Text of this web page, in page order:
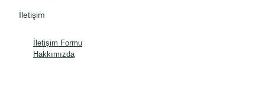
İletişim
İletişim Formu
Hakkımızda